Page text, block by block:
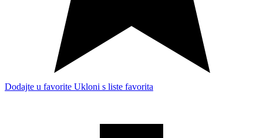
Dodajte u favorite Ukloni s liste favorita